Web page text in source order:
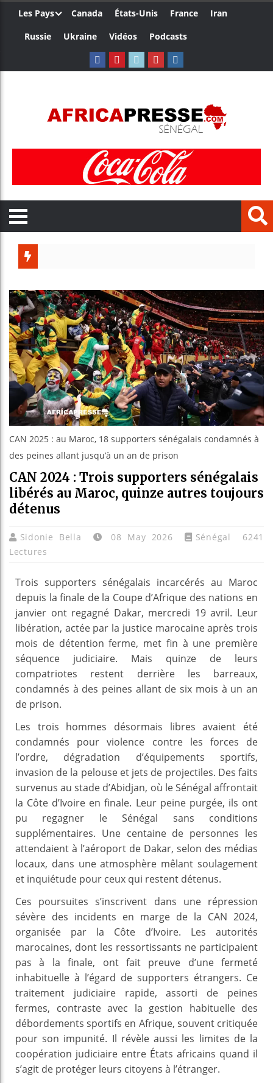
Les Pays Canada États-Unis France
Iran
Russie
Ukraine Vidéos Podcasts
Guinée
Bénin :
CAN 2025 : au Maroc, 18 supporters sénégalais condamnés à
des peines allant jusqu’à un an de prison
CAN 2024 : Trois supporters sénégalais
libérés au Maroc, quinze autres toujours
détenus
Sidonie Bella 08 May 2026 Sénégal
6241
Lectures
Trois supporters sénégalais incarcérés au Maroc
depuis la finale de la Coupe d’Afrique des nations en
janvier ont regagné Dakar, mercredi 19 avril. Leur
libération, actée par la justice marocaine après trois
mois de détention ferme, met fin à une première
séquence judiciaire. Mais quinze de leurs
compatriotes restent derrière les barreaux,
condamnés à des peines allant de six mois à un an
de prison.
Les trois hommes désormais libres avaient été
condamnés pour violence contre les forces de
l’ordre, dégradation d’équipements sportifs,
invasion de la pelouse et jets de projectiles. Des faits
survenus au stade d’Abidjan, où le Sénégal affrontait
la Côte d’Ivoire en finale. Leur peine purgée, ils ont
pu regagner le Sénégal sans conditions
supplémentaires. Une centaine de personnes les
attendaient à l’aéroport de Dakar, selon des médias
locaux, dans une atmosphère mêlant soulagement
et inquiétude pour ceux qui restent détenus.
Ces poursuites s’inscrivent dans une répression
sévère des incidents en marge de la CAN 2024,
organisée par la Côte d’Ivoire. Les autorités
marocaines, dont les ressortissants ne participaient
pas à la finale, ont fait preuve d’une fermeté
inhabituelle à l’égard de supporters étrangers. Ce
traitement judiciaire rapide, assorti de peines
fermes, contraste avec la gestion habituelle des
débordements sportifs en Afrique, souvent critiquée
pour son impunité. Il révèle aussi les limites de la
coopération judiciaire entre États africains quand il
s’agit de protéger leurs citoyens à l’étranger.